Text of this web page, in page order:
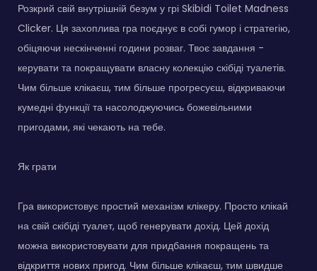
Розкрий свій внутрішній безум у грі Skibidi Toilet Madness
Clicker. Ця захоплива гра поєднує в собі гумор і стратегію,
обіцяючи нескінченні години розваг. Твоє завдання -
керувати та покращувати власну колекцію скібіді туалетів.
Чим більше клікаєш, тим більше прогресуєш, відкриваючи
кумедні функції та насолоджуючись божевільними
пригодами, які чекають на тебе.
Як грати
Гра використовує простий механізм клікеру. Просто клікай
на свій скібіді туалет, щоб генерувати дохід. Цей дохід
можна використовувати для придбання покращень та
відкриття нових пригод. Чим більше клікаєш, тим швидше